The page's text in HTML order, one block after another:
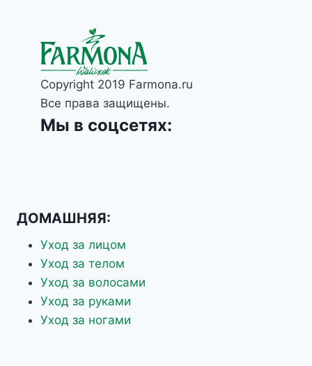
Copyright 2019 Farmona.ru
Все права защищены.
Мы в соцсетях:
ДОМАШНЯЯ:
Уход за лицом
Уход за телом
Уход за волосами
Уход за руками
Уход за ногами